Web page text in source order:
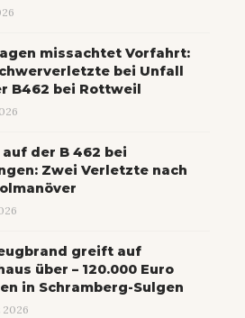
missachtet Vorfahrt:
bei Unfall
B462 bei Rottweil
der B 462 bei
Zwei Verletzte nach
greift auf
über – 120.000 Euro
in Schramberg-Sulgen
2026